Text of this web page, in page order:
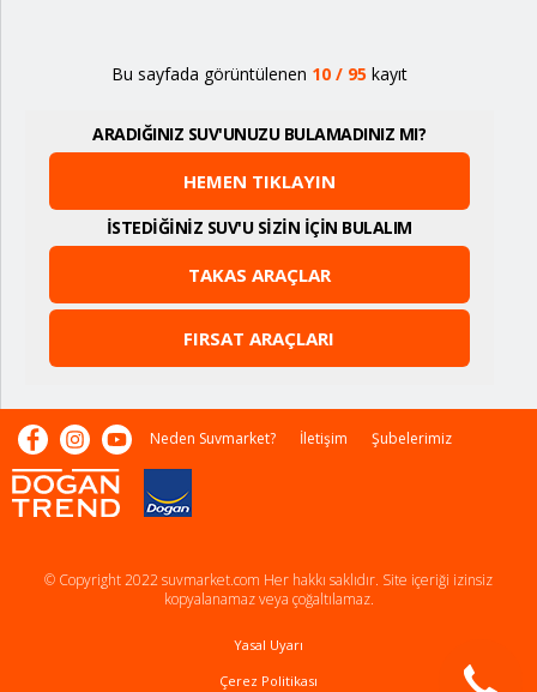
Bu sayfada görüntülenen 10/ 95 kayıt
ARADIĞINIZ SUV'UNUZU BULAMADINIZ MI?
HEMEN TIKLAYIN
İSTEDİĞİNİZ SUV'U SİZİN İÇİN BULALIM
TAKAS ARAÇLAR
FIRSAT ARAÇLARI
Neden Suvmarket? İletişim Şubelerimiz
© Copyright 2022 suvmarket.com Her hakkı saklıdır. Site içeriği izinsiz
kopyalanamaz veya çoğaltılamaz.
Yasal Uyarı
Çerez Politikası